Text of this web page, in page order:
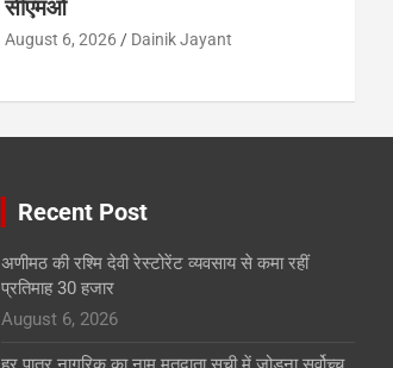
सीएमओ
August 6, 2026 Dainik Jayant
Recent Post
अणीमठ की रश्मि देवी रेस्टोरेंट व्यवसाय से कमा रहीं
प्रतिमाह 30 हजार
August 6, 2026